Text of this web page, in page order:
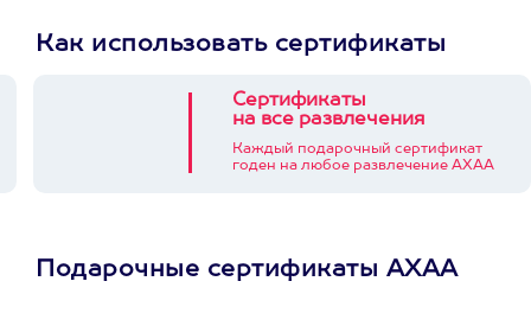
Как использовать сертификаты
Сертификаты
на все развлечения
Каждый подарочный сертификат
годен на любое развлечение АХАА
Подарочные сертификаты АХАА